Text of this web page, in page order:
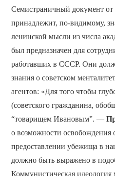
Семистраничный документ от
принадлежит, по-видимому,
ленинской мысли из числа
был предназначен для
работавших в СССР. Они
знания о советском
агентов: «Для того чтобы
(советского гражданина,
“товарищем Ивановым”. —
о возможности освобождения
предоставлении убежища в
должно быть выражено в
Коммунистическая идеология